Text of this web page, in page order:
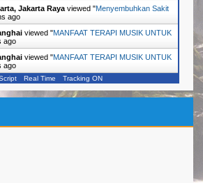
Jakarta Raya viewed "Menyembuhkan Sakit
ago
viewed "MANFAAT TERAPI MUSIK UNTUK
ago
viewed "MANFAAT TERAPI MUSIK UNTUK
ago
Real Time Tracking ON